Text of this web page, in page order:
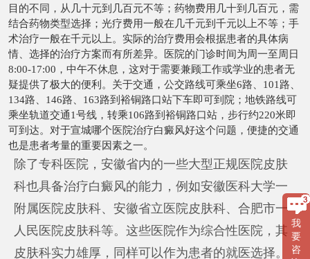
目的不同，从几十元到几百元不等；药物费用几十到几百元，需
结合药物类型选择；光疗费用一般在几千元到千元以上不等；手
术治疗一般在千元以上。实际的治疗费用会根据患者的具体病
情、选择的治疗方案而有所差异。医院的门诊时间为周一至周日
8:00-17:00，中午不休息，这对于需要兼顾工作或学业的患者无
疑提供了极大的便利。关于交通，公交路线可乘坐6路、101路、
134路、146路、163路到裕铜路口站下车即可到院；地铁路线可
乘坐轨道交通1号线，转乘106路到裕铜路口站，步行约220米即
可到达。对于宣城哪个医院治疗白癜风好这个问题，便捷的交通
也是患者考量的重要因素之一。
除了专科医院，安徽省内的一些大型正规医院皮肤
科也具备治疗白癜风的能力，例如安徽医科大学一
附属医院皮肤科、安徽省立医院皮肤科、合肥市一
人民医院皮肤科等。这些医院作为综合性医院，其
皮肤科实力雄厚，同样可以作为患者的就医选择。
我
要
咨